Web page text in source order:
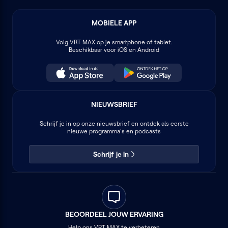
mentaliteitswijziging.
MOBIELE APP
Volg VRT MAXop je smartphone of tablet.
Beschikbaar voor iOS en Android
NIEUWSBRIEF
Schrijf je in op onze nieuwsbrief en ontdek als eerste
nieuwe programma's en podcasts
Schrijf je in
BEOORDEEL JOUW ERVARING